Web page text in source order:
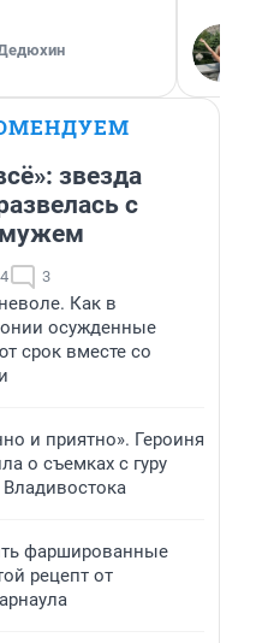
звезда
с
3
Как в
осужденные
срок вместе со
и приятно». Героиня
о съемках с гуру
фаршированные
рецепт от